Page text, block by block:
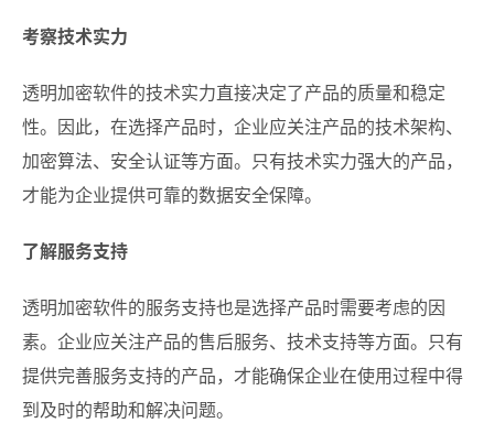
考察技术实力
透明加密软件的技术实力直接决定了产品的质量和稳定
性。因此，在选择产品时，企业应关注产品的技术架构、
加密算法、安全认证等方面。只有技术实力强大的产品，
才能为企业提供可靠的数据安全保障。
了解服务支持
透明加密软件的服务支持也是选择产品时需要考虑的因
素。企业应关注产品的售后服务、技术支持等方面。只有
提供完善服务支持的产品，才能确保企业在使用过程中得
到及时的帮助和解决问题。